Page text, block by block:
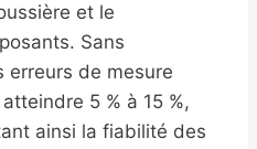
et le
Sans
erreurs de mesure
5 % à 15 %,
ainsi la fiabilité des